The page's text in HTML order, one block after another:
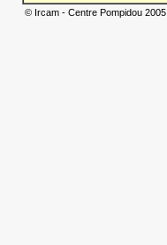
© Ircam - Centre Pompidou 2005.